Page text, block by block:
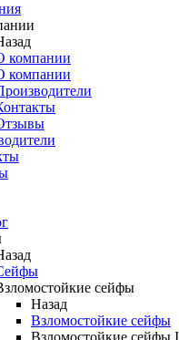
компании
компании
сейфы
Назад
Взломостойкие сейфы
Взломостойкие сейфы I